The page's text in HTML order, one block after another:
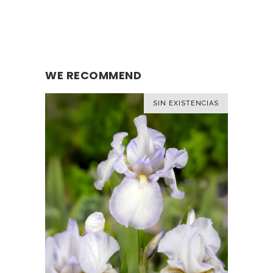
WE RECOMMEND
SIN EXISTENCIAS